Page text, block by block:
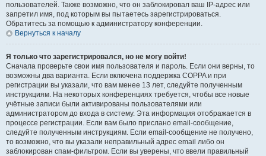
пользователей. Также возможно, что он заблокировал ваш IP-адрес или
запретил имя, под которым вы пытаетесь зарегистрироваться.
Обратитесь за помощью к администратору конференции.
Вернуться к началу
Я только что зарегистрировался, но не могу войти!
Сначала проверьте свои имя пользователя и пароль. Если они верны, то
возможны два варианта. Если включена поддержка COPPA и при
регистрации вы указали, что вам менее 13 лет, следуйте полученным
инструкциям. На некоторых конференциях требуется, чтобы все новые
учётные записи были активированы пользователями или
администратором до входа в систему. Эта информация отображается в
процессе регистрации. Если вам было прислано email-сообщение,
следуйте полученным инструкциям. Если email-сообщение не получено,
то возможно, что вы указали неправильный адрес email либо он
заблокирован спам-фильтром. Если вы уверены, что ввели правильный